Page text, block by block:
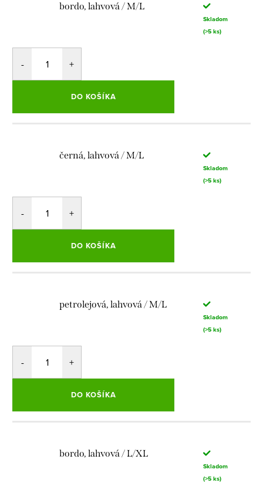
bordo, lahvová / M/L
Skladom
(>5 ks)
DO KOŠÍKA
černá, lahvová / M/L
Skladom
(>5 ks)
DO KOŠÍKA
petrolejová, lahvová / M/L
Skladom
(>5 ks)
DO KOŠÍKA
bordo, lahvová / L/XL
Skladom
(>5 ks)